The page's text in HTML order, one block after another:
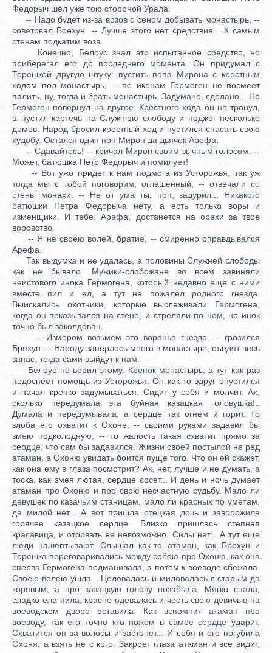
Федорыч шел уже тою стороной Урала.
-- Надо будет из-за возов с сеном добывать монастырь, --
советовал Брехун. -- Лучше этого нет средствия... К самым
стенам подкатим воза.
Конечно, Белоус знал это испытанное средство, но
приберегал его до последнего момента. Он придумал с
Терешкой другую штуку: пустить попа Мирона с крестным
ходом под монастырь, -- по иконам Гермоген не посмеет
палить, ну, тогда и брать монастырь. Задумано, сделано... Но
Гермоген повернул на другое. Крестного хода он не тронул,
а пустил картечь на Служнюю слободу и поджег несколько
домов. Народ бросил крестный ход и пустился спасать свою
худобу. Остался один поп Мирон да дьячок Арефа.
-- Сдавайтесь! -- кричал Мирон своим зычным голосом. --
Может, батюшка Петр Федорыч и помилует!
-- Вот ужо придет к нам подмога из Усторожья, так уж
тогда мы с тобой поговорим, оглашенный, -- отвечали со
стены монахи. -- Не от ума ты, поп, задурил... Никакого
батюшки Петра Федорыча нету, а есть только воры и
изменщики. И тебе, Арефа, достанется на орехи за твое
воровство.
-- Я не своею волей, братие, -- смиренно оправдывался
Арефа.
Так выдумка и не удалась, а половины Служней слободы
как не бывало. Мужики-слобожане во всем завиняли
неистового инока Гермогена, который недавно еще с ними
вместе пил и ел, а тут не пожалел родного гнезда.
Выискались охотники, которые выслеживали Гермогена,
когда он показывался на стене, и стреляли по нем, но инок
точно был заколдован.
-- Измором возьмем это воронье гнездо, -- грозился
Брехун. -- Народу заперлось много в монастыре, съедят весь
запас, тогда сами выйдут к нам.
Белоус не верил этому. Крепок монастырь, а тут как раз
подоспеет помощь из Усторожья. Он как-то вдруг опустился
и начал крепко задумываться. Сидит у себя и молчит. Ах,
сколько передумала эта буйная казацкая головушка!..
Думала и передумывала, а сердце так огнем и горит. То
злоба его охватит к Охоне, -- своими руками задавил бы
змею подколодную, -- то жалость такая схватит прямо за
сердце, что сам бы задавился. Жизни своей постылой не рад
атаман, а Охоню увидать боится пуще того. Что он ей скажет,
как она ему в глаза посмотрит? Ах, нет, лучше и не думать, а
тоска, как змея лютая, сердце сосет... И день и ночь думает
атаман про Охоню и про свою несчастную судьбу. Мало ли
девушек по казачьим станицам, мало ли красных по уметам,
да милой нет... А вот пришла отецкая дочь и заворожила
горячее казацкое сердце. Близко пришлась степная
красавица, и оторвать ее невозможно. Силы нет... А тут еще
люди нашептывают. Слышал как-то атаман, как Брехун и
Терешка переговаривались между собою про Охоню, как она
сперва Гермогена подманивала, а потом к воеводе сбежала.
Своею волею ушла... Целовалась и миловалась с старым да
корявым, а про казацкую голову позабыла. Мягко спала,
сладко ела-пила, красно одевалась и честь свою девичью на
воеводском дворе оставила. Как вспомнит атаман про
воеводу, так его точно кто ножом в самое сердце ударит.
Схватится он за волосы и застонет... И себя и его погубила
Охоня, а взять не с кого. Закроет глаза атаман и все видит,